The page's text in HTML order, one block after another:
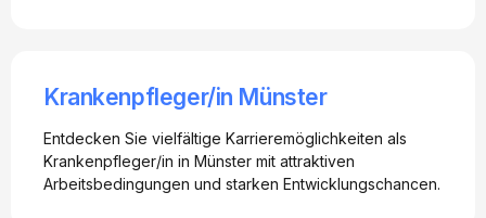
Krankenpfleger/in Münster
Entdecken Sie vielfältige Karrieremöglichkeiten als
Krankenpfleger/in in Münster mit attraktiven
Arbeitsbedingungen und starken Entwicklungschancen.